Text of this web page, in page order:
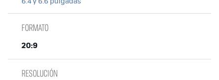
FORMATO
20:9
RESOLUCIÓN